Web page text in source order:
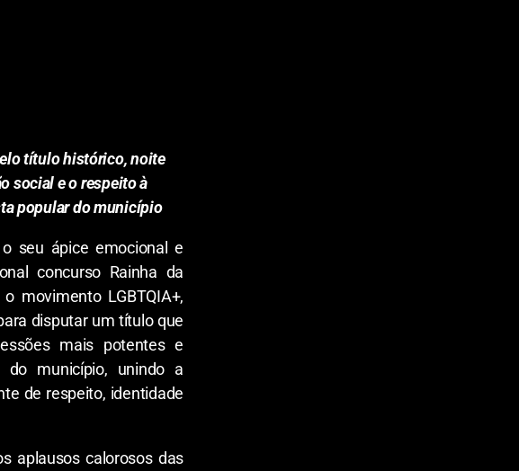
título histórico, noite
social e o respeito à
popular do município
seu ápice emocional e
concurso Rainha da
movimento LGBTQIA+,
disputar um título que
mais potentes e
do município, unindo a
de respeito, identidade
aplausos calorosos das